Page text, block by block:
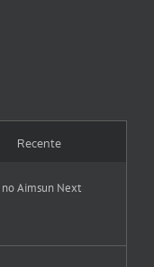
Recente
Aimsun Next